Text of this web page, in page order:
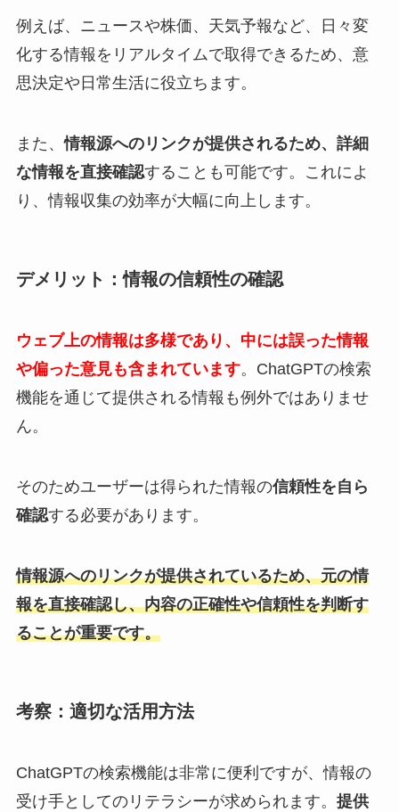
例えば、ニュースや株価、天気予報など、日々変
化する情報をリアルタイムで取得できるため、意
思決定や日常生活に役立ちます。
また、情報源へのリンクが提供されるため、詳細
な情報を直接確認することも可能です。これによ
り、情報収集の効率が大幅に向上します。
デメリット：情報の信頼性の確認
ウェブ上の情報は多様であり、中には誤った情報
や偏った意見も含まれています。ChatGPTの検索
機能を通じて提供される情報も例外ではありませ
ん。
そのためユーザーは得られた情報の信頼性を自ら
確認する必要があります。
情報源へのリンクが提供されているため、元の情
報を直接確認し、内容の正確性や信頼性を判断す
ることが重要です。
考察：適切な活用方法
ChatGPTの検索機能は非常に便利ですが、情報の
受け手としてのリテラシーが求められます。 提供